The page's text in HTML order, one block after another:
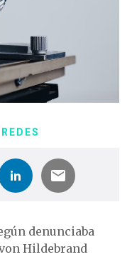
denunciaba
Hildebrand